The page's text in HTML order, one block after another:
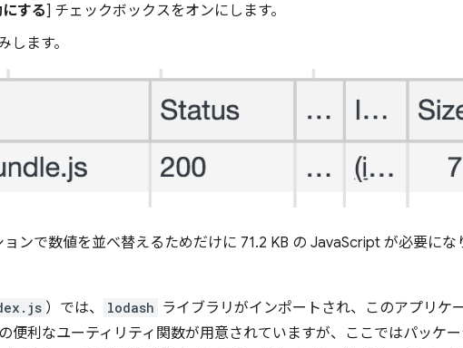
する] チェックボックスをオンにします。
します。
ンで数値を並べ替えるためだけに 71.2 KB の JavaScript が必要にな
）では、 lodash ライブラリがインポートされ、このアプリケ
便利なユーティリティ関数が用意されていますが、ここではパッケ